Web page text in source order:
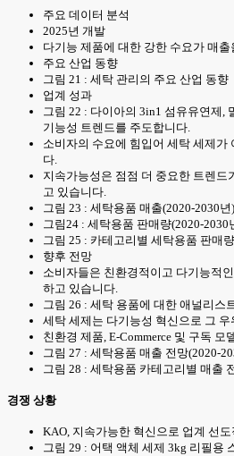
주요 데이터 분석
2025년 개발
다기능 제품에 대한 강한 수요가 매출
주요 산업 동향
그림 21 : 세탁 관리의 주요 산업 동향
업계 성과
그림 22 : 다이아의 3in1 섬유유연제,
기능성 트렌드를 주도합니다.
소비자의 수요에 힘입어 세탁 세제가
다.
지속가능성은 점점 더 중요한 트렌드
고 있습니다.
그림 23 : 세탁용품 매출(2020-2030년)
그림24 : 세탁용품 판매량(2020-2030
그림 25 : 카테고리별 세탁용품 판매
향후 전망
소비자들은 친환경적이고 다기능적
하고 있습니다.
그림 26 : 세탁 용품에 대한 애널리스
세탁 세제는 다기능성 혁신으로 그 우
친환경 제품, E-Commerce 및 구독 모
그림 27 : 세탁용품 매출 전망(2020-
그림 28 : 세탁용품 카테고리별 매출
경쟁 상황
KAO, 지속가능한 혁신으로 업계 선
그림 29 : 어택 액체 세제 3kg 리필용